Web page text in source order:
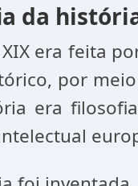
da
era feita
por
era